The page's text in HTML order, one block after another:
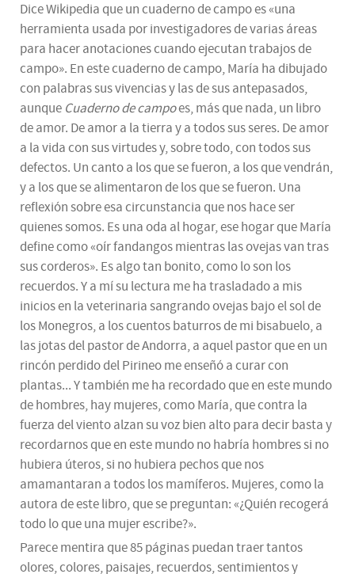
Dice Wikipedia que un cuaderno de campo es «una
herramienta usada por investigadores de varias áreas
para hacer anotaciones cuando ejecutan trabajos de
campo». En este cuaderno de campo, María ha dibujado
con palabras sus vivencias y las de sus antepasados,
aunque Cuaderno de campoes, más que nada, un libro
de amor. De amor a la tierra y a todos sus seres. De amor
a la vida con sus virtudes y, sobre todo, con todos sus
defectos. Un canto a los que se fueron, a los que vendrán,
y a los que se alimentaron de los que se fueron. Una
reflexión sobre esa circunstancia que nos hace ser
quienes somos. Es una oda al hogar, ese hogar que María
define como «oír fandangos mientras las ovejas van tras
sus corderos». Es algo tan bonito, como lo son los
recuerdos. Y a mí su lectura me ha trasladado a mis
inicios en la veterinaria sangrando ovejas bajo el sol de
los Monegros, a los cuentos baturros de mi bisabuelo, a
las jotas del pastor de Andorra, a aquel pastor que en un
rincón perdido del Pirineo me enseñó a curar con
plantas... Y también me ha recordado que en este mundo
de hombres, hay mujeres, como María, que contra la
fuerza del viento alzan su voz bien alto para decir basta y
recordarnos que en este mundo no habría hombres si no
hubiera úteros, si no hubiera pechos que nos
amamantaran a todos los mamíferos. Mujeres, como la
autora de este libro, que se preguntan: «¿Quién recogerá
todo lo que una mujer escribe?».
Parece mentira que 85 páginas puedan traer tantos
olores, colores, paisajes, recuerdos, sentimientos y